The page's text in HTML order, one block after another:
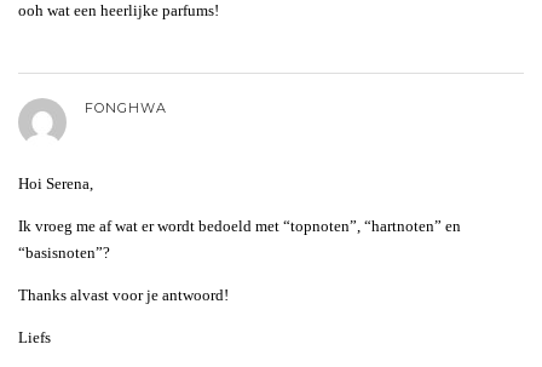
ooh wat een heerlijke parfums!
FONGHWA
Hoi Serena,
Ik vroeg me af wat er wordt bedoeld met “topnoten”, “hartnoten” en
“basisnoten”?
Thanks alvast voor je antwoord!
Liefs